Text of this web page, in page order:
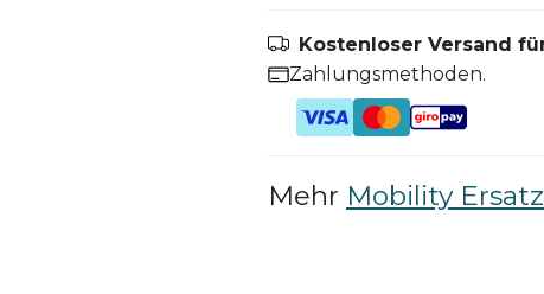
Kostenloser Versand
Zahlungsmethoden.
Mehr Mobility